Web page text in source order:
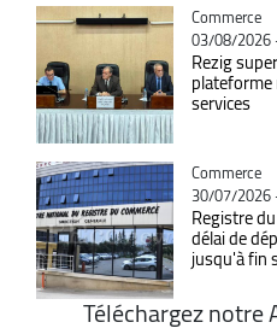
Catégorie
Commerce
03/08/2026
Rezig
services
Catégorie
Commerce
30/07/2026
Registre
délai de
jusqu'à fin
Téléchargez